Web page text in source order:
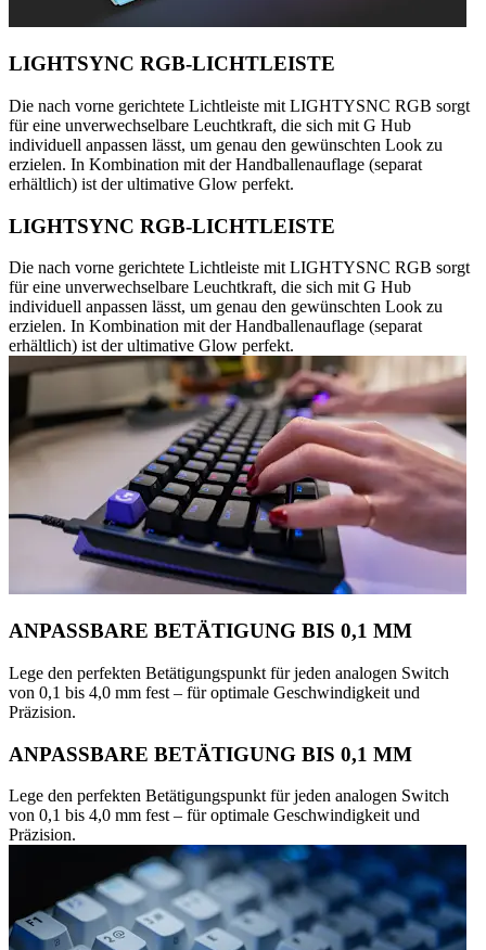
LIGHTSYNC RGB-LICHTLEISTE
Die nach vorne gerichtete Lichtleiste mit LIGHTYSNC RGB sorgt
für eine unverwechselbare Leuchtkraft, die sich mit G Hub
individuell anpassen lässt, um genau den gewünschten Look zu
erzielen. In Kombination mit der Handballenauflage (separat
erhältlich) ist der ultimative Glow perfekt.
LIGHTSYNC RGB-LICHTLEISTE
Die nach vorne gerichtete Lichtleiste mit LIGHTYSNC RGB sorgt
für eine unverwechselbare Leuchtkraft, die sich mit G Hub
individuell anpassen lässt, um genau den gewünschten Look zu
erzielen. In Kombination mit der Handballenauflage (separat
erhältlich) ist der ultimative Glow perfekt.
ANPASSBARE BETÄTIGUNG BIS 0,1 MM
Lege den perfekten Betätigungspunkt für jeden analogen Switch
von 0,1 bis 4,0 mm fest – für optimale Geschwindigkeit und
Präzision.
ANPASSBARE BETÄTIGUNG BIS 0,1 MM
Lege den perfekten Betätigungspunkt für jeden analogen Switch
von 0,1 bis 4,0 mm fest – für optimale Geschwindigkeit und
Präzision.